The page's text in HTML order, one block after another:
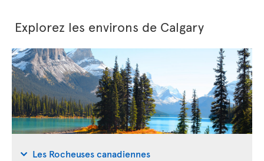
Explorez les environs de Calgary
Les Rocheuses canadiennes